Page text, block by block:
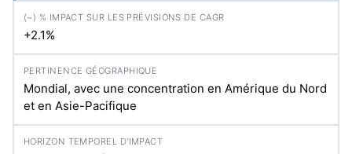
+2.1%
Mondial, avec une concentration en Amérique du Nord
et en Asie-Pacifique